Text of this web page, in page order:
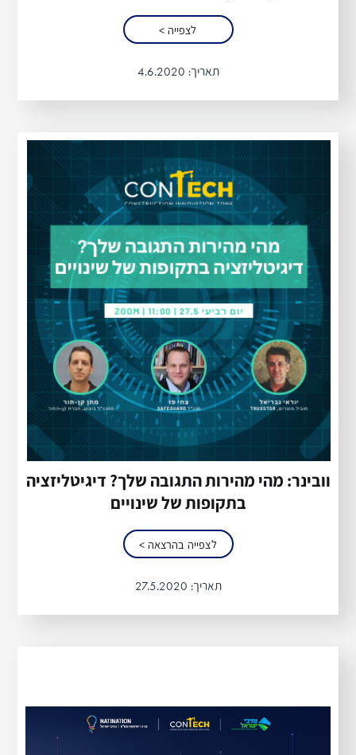
לצפייה >
תאריך: 4.6.2020
וובינר: מהי מהירות התגובה שלך? דיגיטליזציה
בתקופות של שינויים
לצפייה בהרצאה >
תאריך: 27.5.2020